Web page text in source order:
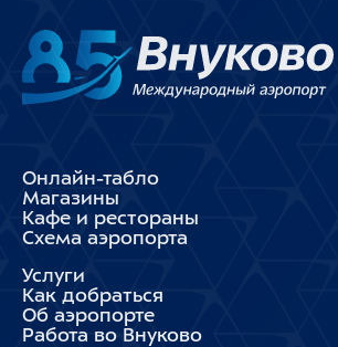
Онлайн-табло
Магазины
Кафе и рестораны
Схема аэропорта
Услуги
Как добраться
Об аэропорте
Работа во Внуково